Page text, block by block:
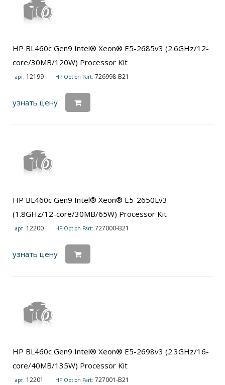
HP BL460c Gen9 Intel® Xeon® E5-2685v3 (2.6GHz/12-
core/30MB/120W) Processor Kit
арт. 12199 HP Option Part: 726998-B21
узнать цену
HP BL460c Gen9 Intel® Xeon® E5-2650Lv3
(1.8GHz/12-core/30MB/65W) Processor Kit
арт. 12200 HP Option Part: 727000-B21
узнать цену
HP BL460c Gen9 Intel® Xeon® E5-2698v3 (2.3GHz/16-
core/40MB/135W) Processor Kit
арт. 12201 HP Option Part: 727001-B21